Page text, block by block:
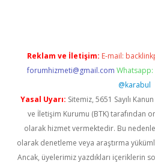
Reklam ve İletişim: E-mail:
forumhizmeti@gmail.com Whatsapp:
@karabul
Yasal Uyarı: Sitemiz, 5651 Sayılı
ve İletişim Kurumu (BTK) tarafından
olarak hizmet vermektedir. Bu
olarak denetleme veya araştırma
Ancak, üyelerimiz yazdıkları içeriklerin